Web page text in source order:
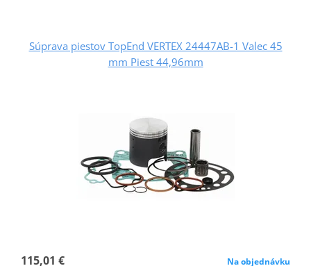
Súprava piestov TopEnd VERTEX 24447AB-1 Valec 45
mm Piest 44,96mm
115,01 € Na objednávku